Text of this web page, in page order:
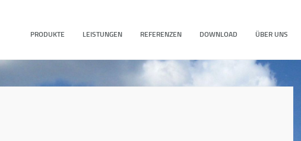
PRODUKTE LEISTUNGEN REFERENZEN DOWNLOAD ÜBER UNS